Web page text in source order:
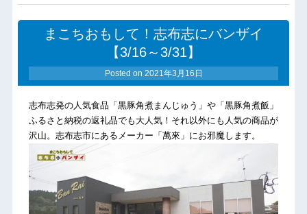
まこちおもして！志布志にバンザイ
【3/16～3/31】
Posted on 2021年3月16日
志布志発の人気食品「黒豚角煮まんじゅう」や「黒豚角煮飯」
ふるさと納税の返礼品でも大人気！それ以外にも人気の商品が
沢山。志布志市にあるメーカー「萬來」にお邪魔します。